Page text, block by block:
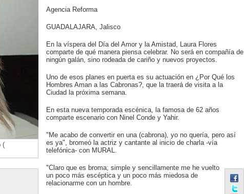
(
Agencia Reforma
GUADALAJARA, Jalisco
En la víspera del Día del Amor y la Amistad, Laura Flores
comparte de qué manera piensa celebrar. No será en compañía de
ningún galán, sino rodeada de cariño y nuevos proyectos.
Uno de esos planes en puerta es su actuación en ¿Por Qué los
Hombres Aman a las Cabronas?, que la traerá de visita a la
Ciudad la próxima semana.
En esta nueva temporada escénica, la famosa de 62 años
comparte escenario con Ninel Conde y Yahir.
"Me acabo de convertir en una (cabrona), yo no quería, pero así
es ya", bromeó la actriz y cantante al inicio de charla -vía
telefónica- con MURAL.
"Claro que es broma; simple y sencillamente me he vuelto
un poco más escéptica y un poco más miedosa de
relacionarme con un hombre.